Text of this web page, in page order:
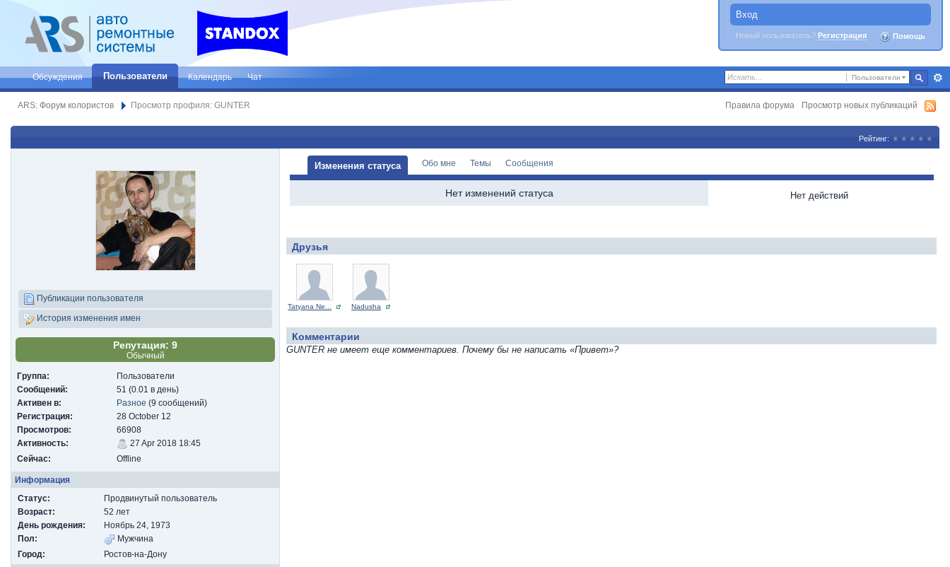
Вход
Новый пользователь? Регистрация Помощь
Пользователи
Обсуждения Пользователи Календарь Чат
ARS: Форум колористов Просмотр профиля: GUNTER Правила форума Просмотр новых публикаций
Рейтинг:
Публикации пользователя
История изменения имен
Репутация: 9
Обычный
Группа:
Пользователи
Сообщений:
51 (0.01 в день)
Активен в:
Разное (9 сообщений)
Регистрация:
28 October 12
Просмотров:
66908
Активность:
27 Apr 2018 18:45
Сейчас:
Offline
Информация
Статус:
Продвинутый пользователь
Возраст:
52 лет
День рождения:
Ноябрь 24, 1973
Пол:
Мужчина
Город:
Ростов-на-Дону
Изменения статуса Обо мне Темы Сообщения
Нет изменений статуса Нет действий
Друзья
Tatyana Ne... Nadusha
Комментарии
GUNTER не имеет еще комментариев. Почему бы не написать «Привет»?